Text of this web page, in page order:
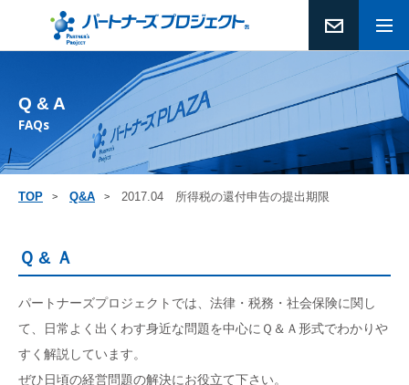
Q & A
FAQs
TOP Q&A 2017.04 所得税の還付申告の提出期限
Ｑ & Ａ
パートナーズプロジェクトでは、法律・税務・社会保険に関し
て、日常よく出くわす身近な問題を中心にＱ＆Ａ形式でわかりや
すく解説しています。
ぜひ日頃の経営問題の解決にお役立て下さい。